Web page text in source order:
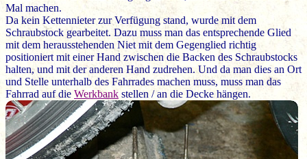
Mal machen.
Da kein Kettennieter zur Verfügung stand, wurde mit dem
Schraubstock gearbeitet. Dazu muss man das entsprechende Glied
mit dem herausstehenden Niet mit dem Gegenglied richtig
positioniert mit einer Hand zwischen die Backen des Schraubstocks
halten, und mit der anderen Hand zudrehen. Und da man dies an Ort
und Stelle unterhalb des Fahrrades machen muss, muss man das
Fahrrad auf die Werkbank stellen / an die Decke hängen.